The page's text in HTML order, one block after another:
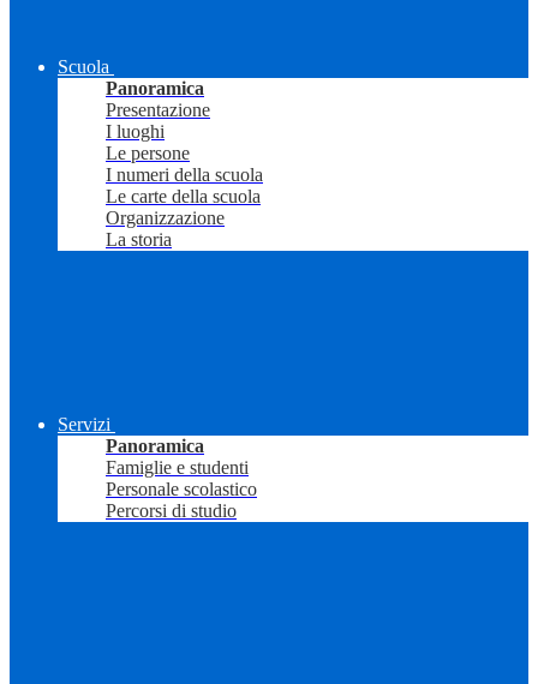
Scuola
Panoramica
Presentazione
I luoghi
Le persone
I numeri della scuola
Le carte della scuola
Organizzazione
La storia
Servizi
Panoramica
Famiglie e studenti
Personale scolastico
Percorsi di studio